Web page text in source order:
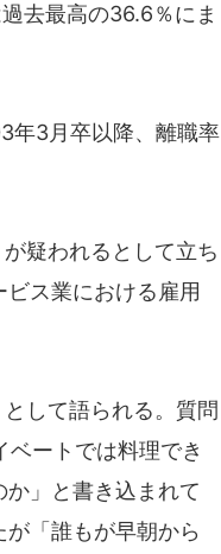
去最高の36.6％にま
年3月卒以降、離職率
疑われるとして立ち
ス業における雇用
して語られる。質問
ートでは料理でき
」と書き込まれて
「誰もが早朝から